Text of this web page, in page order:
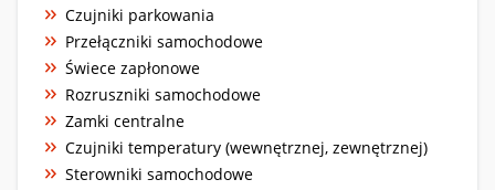
Czujniki parkowania
Przełączniki samochodowe
Świece zapłonowe
Rozruszniki samochodowe
Zamki centralne
Czujniki temperatury (wewnętrznej, zewnętrznej)
Sterowniki samochodowe